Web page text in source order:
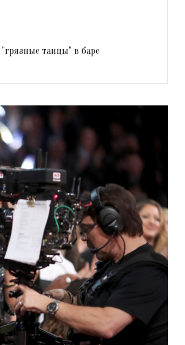
танцы" в баре